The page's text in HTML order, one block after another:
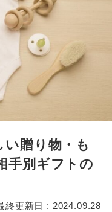
い贈り物・も
手別ギフトの
終更新日 : 2024.09.28